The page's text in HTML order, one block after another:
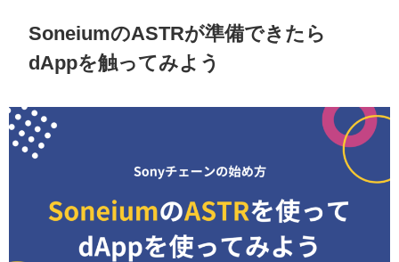
SoneiumのASTRが準備できたら
dAppを触ってみよう